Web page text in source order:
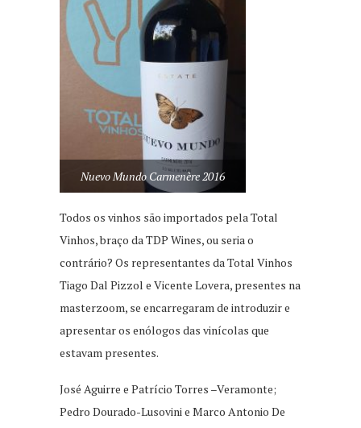
Nuevo Mundo Carmenère 2016
Todos os vinhos são importados pela Total
Vinhos, braço da TDP Wines, ou seria o
contrário? Os representantes da Total Vinhos
Tiago Dal Pizzol e Vicente Lovera, presentes na
masterzoom, se encarregaram de introduzir e
apresentar os enólogos das vinícolas que
estavam presentes.
José Aguirre e Patrício Torres –Veramonte;
Pedro Dourado-Lusovini e Marco Antonio De